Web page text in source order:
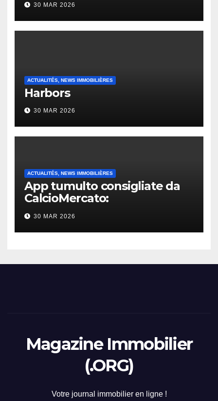
30 MAR 2026
ACTUALITÉS, NEWS IMMOBILIÈRES
Harbors
30 MAR 2026
ACTUALITÉS, NEWS IMMOBILIÈRES
App tumulto consigliate da
CalcioMercato:
considerazione di gennaio
2026
30 MAR 2026
Magazine Immobilier
(.ORG)
Votre journal immobilier en ligne !